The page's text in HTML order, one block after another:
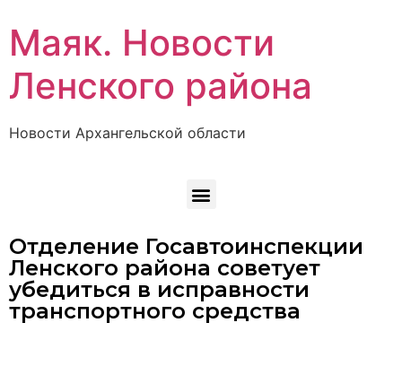
Маяк. Новости
Ленского района
Новости Архангельской области
Отделение Госавтоинспекции
Ленского района советует
убедиться в исправности
транспортного средства